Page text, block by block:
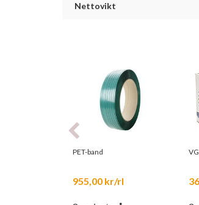
Nettovikt
PET-band
955,00 kr/rl